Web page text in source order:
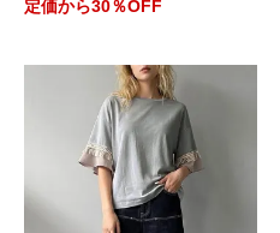
定価から30％OFF